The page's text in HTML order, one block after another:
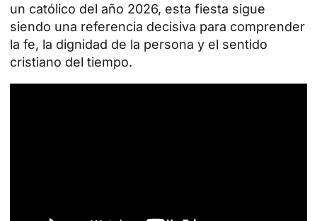
un católico del año 2026, esta fiesta sigue
siendo una referencia decisiva para comprender
la fe, la dignidad de la persona y el sentido
cristiano del tiempo.